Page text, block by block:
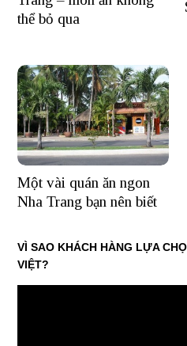
thể bỏ qua
Một vài quán ăn ngon
Nha Trang bạn nên biết
VÌ SAO KHÁCH HÀNG LỰA
VIỆT?